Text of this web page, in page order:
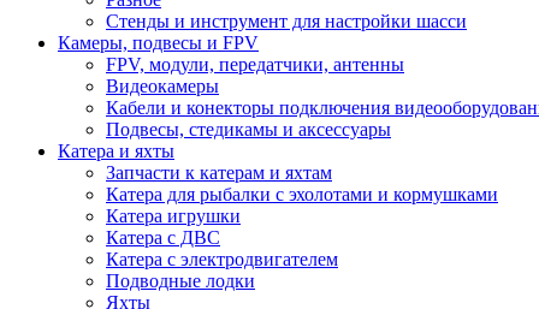
Стенды и инструмент для настройки шасси
Камеры, подвесы и FPV
FPV, модули, передатчики, антенны
Видеокамеры
Кабели и конекторы подключения
Подвесы, стедикамы и аксессуары
Катера и яхты
Запчасти к катерам и яхтам
Катера для рыбалки с эхолотами и кормушками
Катера игрушки
Катера с ДВС
Катера с электродвигателем
Подводные лодки
Яхты